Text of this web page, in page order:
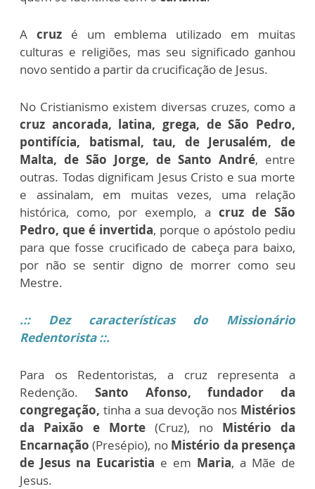
A cruzé um emblema utilizado em muitas
culturas e religiões, mas seu significado ganhou
novo sentido a partir da crucificação de Jesus.
No Cristianismo existem diversas cruzes, como a
cruz ancorada, latina, grega, de São Pedro,
pontifícia, batismal, tau, de Jerusalém, de
Malta, de São Jorge, de Santo André, entre
outras. Todas dignificam Jesus Cristo e sua morte
e assinalam, em muitas vezes, uma relação
histórica, como, por exemplo, a cruz de São
Pedro, que é invertida, porque o apóstolo pediu
para que fosse crucificado de cabeça para baixo,
por não se sentir digno de morrer como seu
Mestre.
.:: Dez características do Missionário
Redentorista::.
Para os Redentoristas, a cruz representa a
Redenção. Santo Afonso, fundador da
congregação,tinha a sua devoção nos Mistérios
da Paixão e Morte (Cruz), no Mistério da
Encarnação (Presépio), no Mistério da presença
de Jesus na Eucaristia e em Maria, a Mãe de
Jesus.